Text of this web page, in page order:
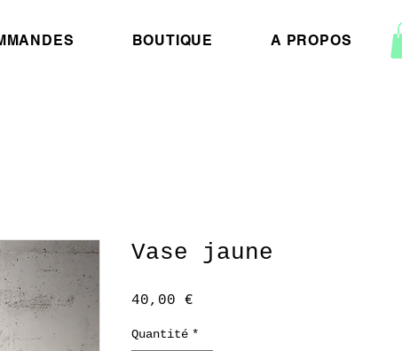
BOUTIQUE A PROPOS
Vase jaune
40,00 €
Quantité *